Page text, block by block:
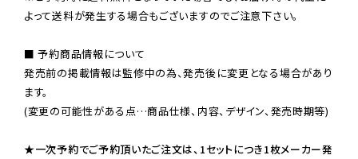
よって送料が発生する場合もございますのでご注意下さい。
■ 予約商品情報について
発売前の掲載情報は監修中の為、発売後に変更となる場合があり
ます。
(変更の可能性がある点…商品仕様、内容、デザイン、発売時期等)
★一次予約でご予約頂いたご注文は、1セットにつき1枚メーカー発